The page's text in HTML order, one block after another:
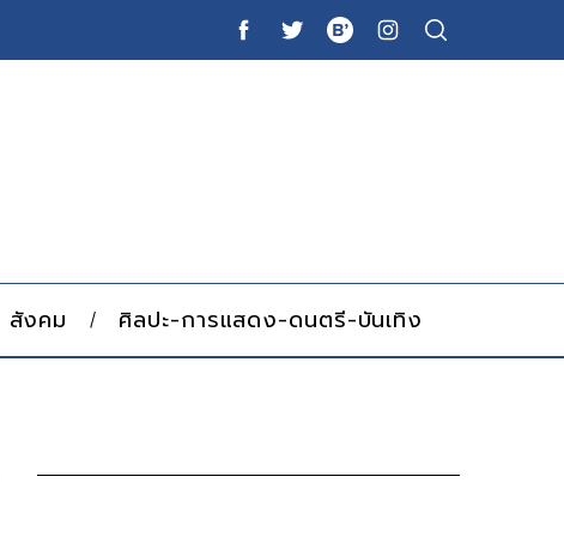
สังคม ศิลปะ-การแสดง-ดนตรี-บันเทิง